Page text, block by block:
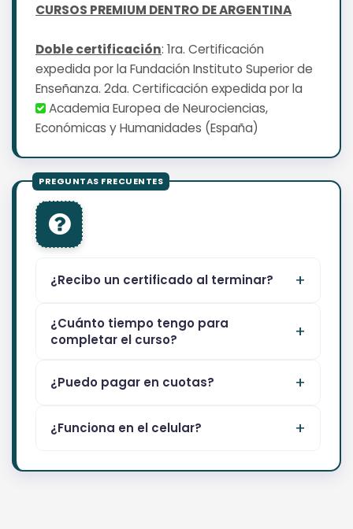
CURSOS PREMIUM DENTRO DE ARGENTINA
Doble certificación: 1ra. Certificación
expedida por la Fundación Instituto Superior de
Enseñanza. 2da. Certificación expedida por la
Academia Europea de Neurociencias,
Económicas y Humanidades (España)
¿Recibo un certificado al terminar?
¿Cuánto tiempo tengo para
completar el curso?
¿Puedo pagar en cuotas?
¿Funciona en el celular?